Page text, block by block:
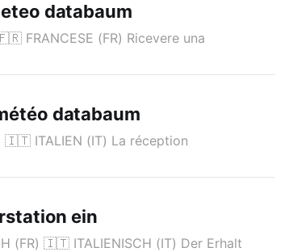
databaum
FRANCESE (FR) Ricevere una
databaum
ITALIEN (IT) La réception
ein
(FR) 🇮🇹 ITALIENISCH (IT) Der Erhalt